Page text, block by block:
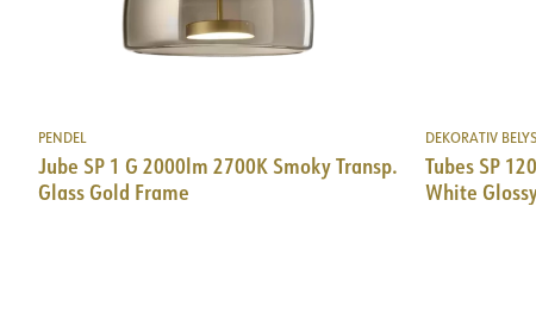
PENDEL
Jube SP 1 G 2000lm 2700K Smoky Transp.
Glass Gold Frame
DEKORATIV
Tubes SP
White